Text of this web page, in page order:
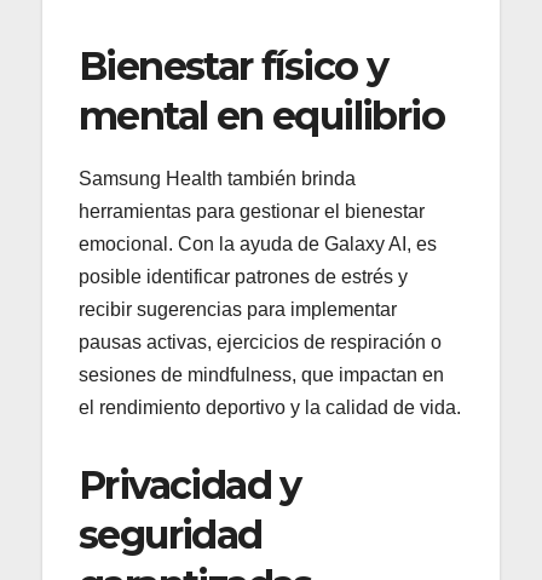
Bienestar físico y
mental en equilibrio
Samsung Health también brinda
herramientas para gestionar el bienestar
emocional. Con la ayuda de Galaxy AI, es
posible identificar patrones de estrés y
recibir sugerencias para implementar
pausas activas, ejercicios de respiración o
sesiones de mindfulness, que impactan en
el rendimiento deportivo y la calidad de vida.
Privacidad y
seguridad